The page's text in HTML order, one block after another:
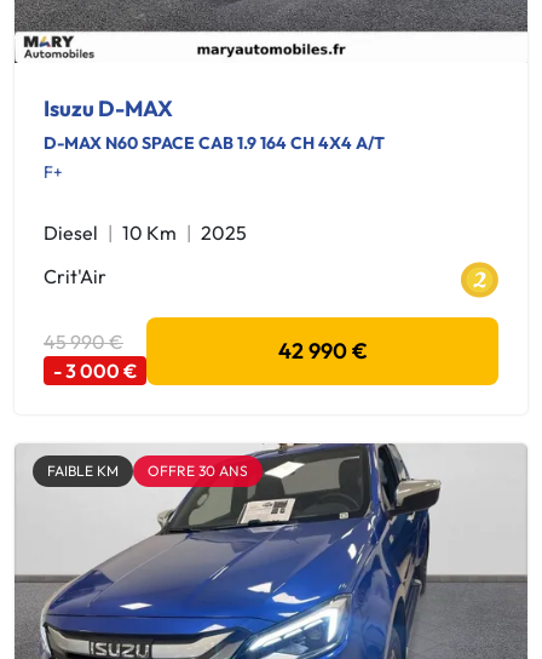
Isuzu D-MAX
D-MAX N60 SPACE CAB 1.9 164 CH 4X4 A/T
F+
Diesel 10 Km
2025
Crit'Air
45 990 €
- 3 000 €
42 990 €
FAIBLE KM OFFRE 30 ANS